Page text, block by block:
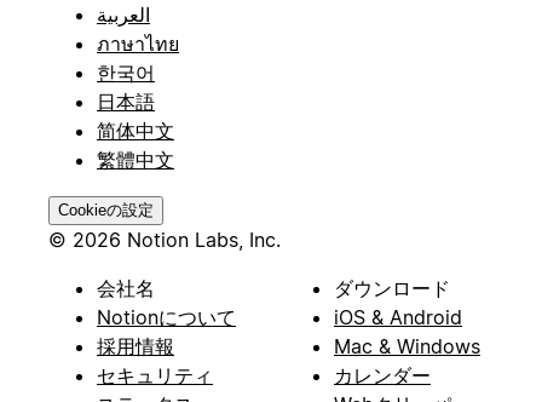
العربية
ภาษาไทย
한국어
日本語
简体中文
繁體中文
Cookieの設定
© 2026 Notion Labs, Inc.
会社名
Notionについて
採用情報
セキュリティ
ダウンロード
iOS & Android
Mac & Windows
カレンダー